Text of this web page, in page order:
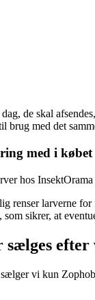
de skal
brug med det
med i købet
hos
renser larverne
sikrer, at
sælges
vi kun